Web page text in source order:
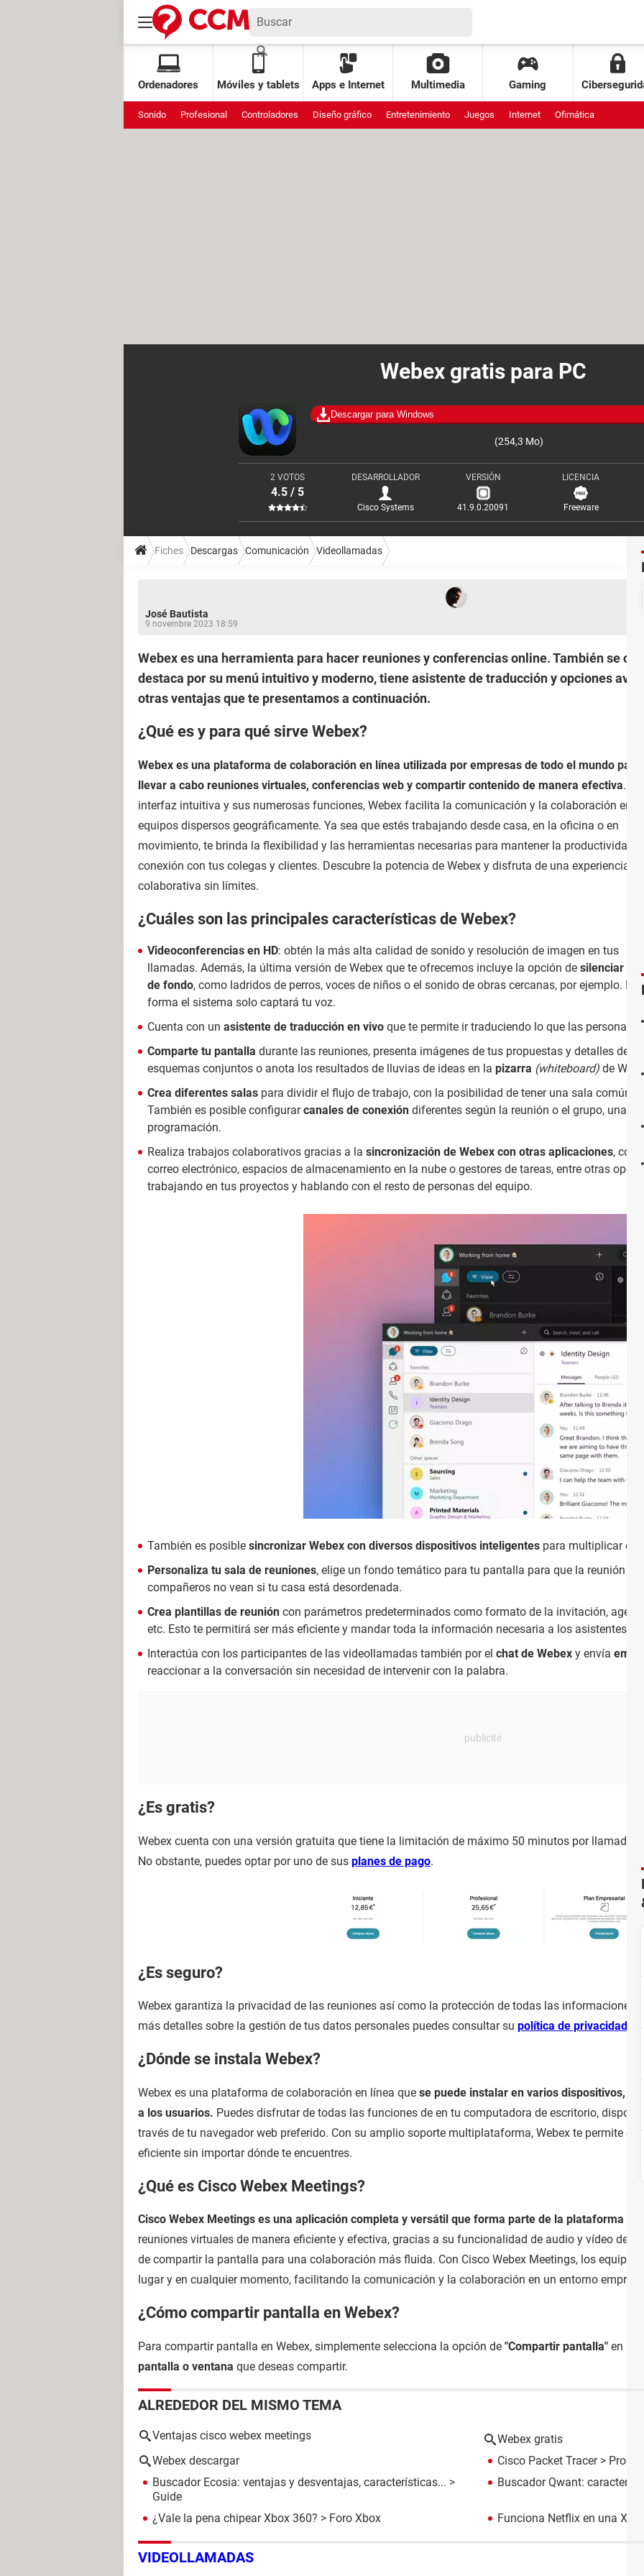
Ordenadores Móviles y tablets Apps e Internet Multimedia Gaming
Sonido Profesional Controladores Diseño gráfico Entretenimiento Juegos Internet Ofimática
Webex gratis para PC
Descargar para Windows
(254,3 Mo)
2 VOTOS
4.5 / 5
DESARROLLADOR
Cisco Systems
VERSIÓN
41.9.0.20091
LICENCIA
Freeware
Fiches Descargas Comunicación Videollamadas
José Bautista
9 novembre 2023 18:59
Webex es una herramienta para hacer reuniones y conferencias online. También se
destaca por su menú intuitivo y moderno, tiene asistente de traducción y opciones
otras ventajas que te presentamos a continuación.
¿Qué es y para qué sirve Webex?
Webex es una plataforma de colaboración en línea utilizada por empresas de todo el mundo para
llevar a cabo reuniones virtuales, conferencias web y compartir contenido de manera efectiva.
interfaz intuitiva y sus numerosas funciones, Webex facilita la comunicación y la colaboración entre
equipos dispersos geográficamente. Ya sea que estés trabajando desde casa, en la oficina o en
movimiento, te brinda la flexibilidad y las herramientas necesarias para mantener la productividad y
conexión con tus colegas y clientes. Descubre la potencia de Webex y disfruta de una experiencia
colaborativa sin límites.
¿Cuáles son las principales características de Webex?
Videoconferencias en HD: obtén la más alta calidad de sonido y resolución de imagen en tus
llamadas. Además, la última versión de Webex que te ofrecemos incluye la opción de silenciar el
de fondo, como ladridos de perros, voces de niños o el sonido de obras cercanas, por ejemplo. De
forma el sistema solo captará tu voz.
Cuenta con un asistente de traducción en vivo que te permite ir traduciendo lo que las personas
Comparte tu pantalla durante las reuniones, presenta imágenes de tus propuestas y detalles de
esquemas conjuntos o anota los resultados de lluvias de ideas en la pizarra (whiteboard) de
Crea diferentes salas para dividir el flujo de trabajo, con la posibilidad de tener una sala común
También es posible configurarcanales de conexión diferentes según la reunión o el grupo, una
programación.
Realiza trabajos colaborativos gracias a la sincronización de Webex con otras aplicaciones,
correo electrónico, espacios de almacenamiento en la nube o gestores de tareas, entre otras
trabajando en tus proyectos y hablando con el resto de personas del equipo.
También es posible sincronizar Webex con diversos dispositivos inteligentes para multiplicar el
Personaliza tu sala de reuniones, elige un fondo temático para tu pantalla para que la reunión
compañeros no vean si tu casa está desordenada.
Crea plantillas de reunión con parámetros predeterminados como formato de la invitación,
etc. Esto te permitirá ser más eficiente y mandar toda la información necesaria a los asistentes
Interactúa con los participantes de las videollamadas también por el chat de Webex y envía
reaccionar a la conversación sin necesidad de intervenir con la palabra.
¿Es gratis?
Webex cuenta con una versión gratuita que tiene la limitación de máximo 50 minutos por llamada y
No obstante, puedes optar por uno de sus planes de pago.
¿Es seguro?
Webex garantiza la privacidad de las reuniones así como la protección de todas las informaciones
más detalles sobre la gestión de tus datos personales puedes consultar su política de privacidad
¿Dónde se instala Webex?
Webex es una plataforma de colaboración en línea que se puede instalar en varios dispositivos,
a los usuarios. Puedes disfrutar de todas las funciones de en tu computadora de escritorio,
través de tu navegador web preferido. Con su amplio soporte multiplataforma, Webex te permite
eficiente sin importar dónde te encuentres.
¿Qué es Cisco Webex Meetings?
Cisco Webex Meetings es una aplicación completa y versátil que forma parte de la plataforma
reuniones virtuales de manera eficiente y efectiva, gracias a su funcionalidad de audio y vídeo de
de compartir la pantalla para una colaboración más fluida. Con Cisco Webex Meetings, los equipos
lugar y en cualquier momento, facilitando la comunicación y la colaboración en un entorno
¿Cómo compartir pantalla en Webex?
Para compartir pantalla en Webex, simplemente selecciona la opción de "Compartir pantalla" en la
pantalla o ventana que deseas compartir.
ALREDEDOR DEL MISMO TEMA
Ventajas cisco webex meetings
Webex gratis
Webex descargar
Cisco Packet Tracer>
Buscador Ecosia: ventajas y desventajas, características... >
Guide
Buscador Qwant:
¿Vale la pena chipear Xbox 360? > Foro Xbox Funciona Netflix en una
VIDEOLLAMADAS